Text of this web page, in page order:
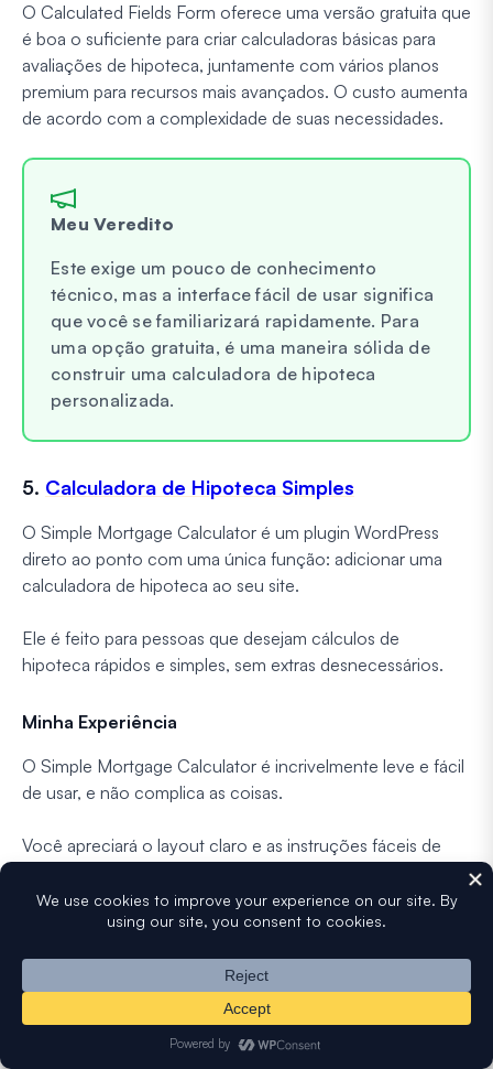
O Calculated Fields Form oferece uma versão gratuita que
é boa o suficiente para criar calculadoras básicas para
avaliações de hipoteca, juntamente com vários planos
premium para recursos mais avançados. O custo aumenta
de acordo com a complexidade de suas necessidades.
Meu Veredito
Este exige um pouco de conhecimento
técnico, mas a interface fácil de usar significa
que você se familiarizará rapidamente. Para
uma opção gratuita, é uma maneira sólida de
construir uma calculadora de hipoteca
personalizada.
5. Calculadora de Hipoteca Simples
O Simple Mortgage Calculator é um plugin WordPress
direto ao ponto com uma única função: adicionar uma
calculadora de hipoteca ao seu site.
Ele é feito para pessoas que desejam cálculos de
hipoteca rápidos e simples, sem extras desnecessários.
Minha Experiência
O Simple Mortgage Calculator é incrivelmente leve e fácil
de usar, e não complica as coisas.
Você apreciará o layout claro e as instruções fáceis de
Também é rápido de configurar, então você pode ter uma
Detalhamento dos Recursos